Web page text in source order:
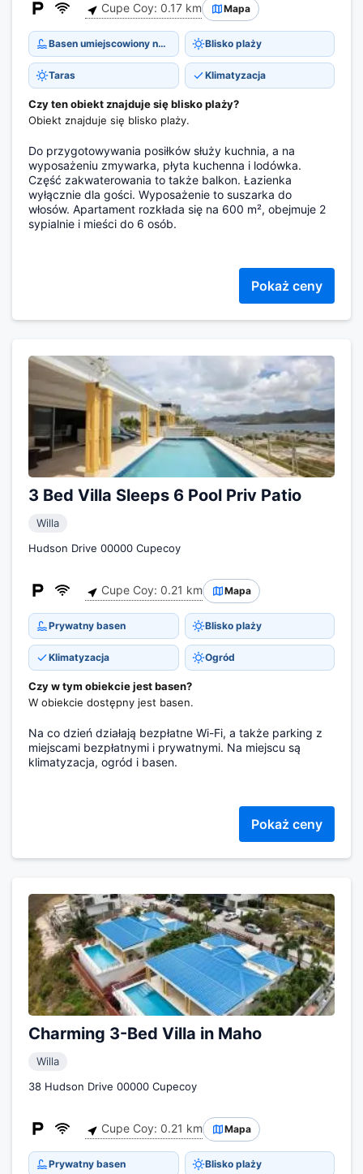
Cupe Coy: 0.17 km Mapa
Basen umiejscowiony na dachu budynku Blisko plaży
Taras Klimatyzacja
Czy ten obiekt znajduje się blisko plaży?
Obiekt znajduje się blisko plaży.
Do przygotowywania posiłków służy kuchnia, a na
wyposażeniu zmywarka, płyta kuchenna i lodówka.
Część zakwaterowania to także balkon. Łazienka
wyłącznie dla gości. Wyposażenie to suszarka do
włosów. Apartament rozkłada się na 600 m², obejmuje 2
sypialnie i mieści do 6 osób.
Pokaż ceny
3 Bed Villa Sleeps 6 Pool Priv Patio
Willa
Hudson Drive 00000 Cupecoy
Cupe Coy: 0.21 km Mapa
Prywatny basen Blisko plaży
Klimatyzacja Ogród
Czy w tym obiekcie jest basen?
W obiekcie dostępny jest basen.
Na co dzień działają bezpłatne Wi-Fi, a także parking z
miejscami bezpłatnymi i prywatnymi. Na miejscu są
klimatyzacja, ogród i basen.
Pokaż ceny
Charming 3-Bed Villa in Maho
Willa
38 Hudson Drive 00000 Cupecoy
Cupe Coy: 0.21 km Mapa
Prywatny basen Blisko plaży